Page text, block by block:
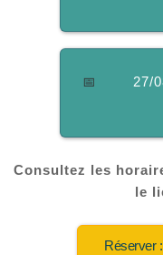
📅
27/
Consultez les
le
Réserver